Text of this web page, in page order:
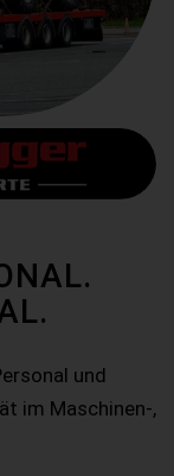
und
im Maschinen-,